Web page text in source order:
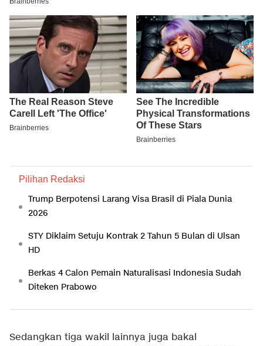
Pilihan Redaksi
Trump Berpotensi Larang Visa Brasil di Piala Dunia
2026
STY Diklaim Setuju Kontrak 2 Tahun 5 Bulan di Ulsan
HD
Berkas 4 Calon Pemain Naturalisasi Indonesia Sudah
Diteken Prabowo
Sedangkan tiga wakil lainnya juga bakal